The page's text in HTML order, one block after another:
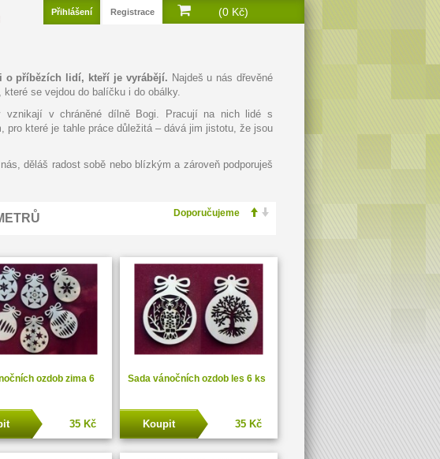
Přihlášení Registrace (0 Kč)
o příbězích lidí, kteří je vyrábějí. Najdeš u nás dřevěné
se vejdou do balíčku i do obálky.
v chráněné dílně Bogi. Pracují na nich lidé s
které je tahle práce důležitá – dává jim jistotu, že jsou
děláš radost sobě nebo blízkým a zároveň podporuješ
ozdob zima 6
35 Kč
Sada vánočních ozdob les 6 ks
35 Kč
Koupit